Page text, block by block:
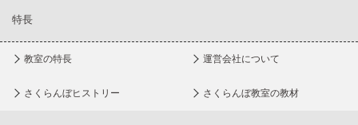
特長
教室の特長 運営会社について
さくらんぼヒストリー さくらんぼ教室の教材